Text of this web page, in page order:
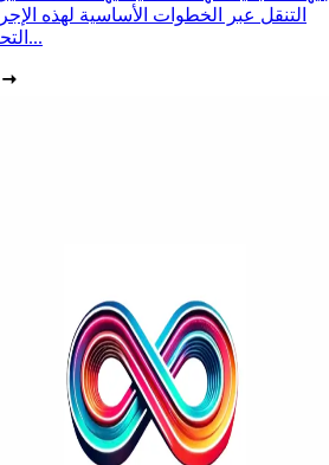
التنقل عبر الخطوات الأساسية لهذه
التحضير جيدًا لضمان م...